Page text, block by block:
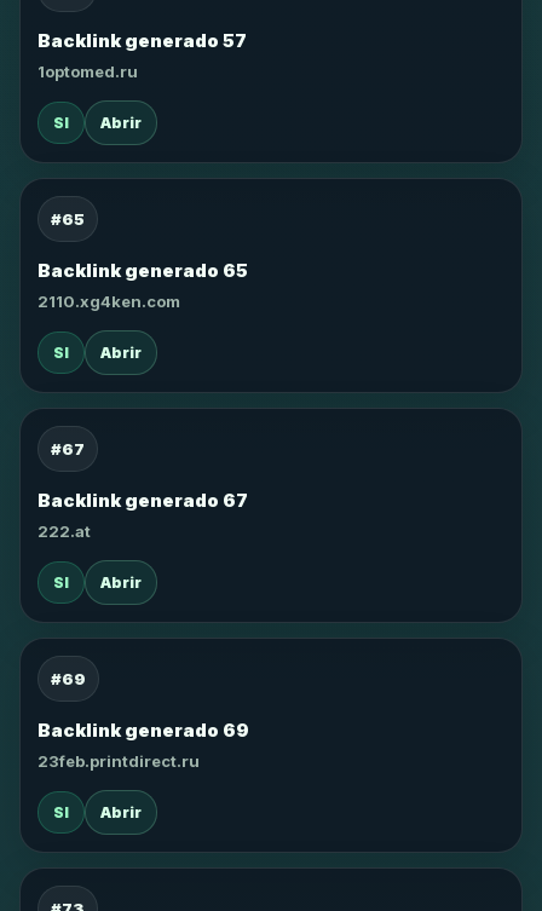
Backlink generado 57
1optomed.ru
SI Abrir
#65
Backlink generado 65
2110.xg4ken.com
SI Abrir
#67
Backlink generado 67
222.at
SI Abrir
#69
Backlink generado 69
23feb.printdirect.ru
SI Abrir